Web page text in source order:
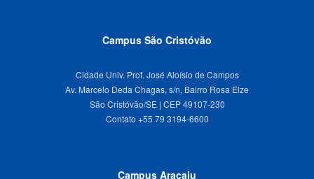
Campus São Cristóvão
Cidade Univ. Prof. José Aloísio de Campos
Av. Marcelo Deda Chagas, s/n, Bairro Rosa Elze
São Cristóvão/SE | CEP 49107-230
Campus Aracaju